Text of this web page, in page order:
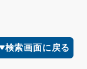
検索画面に戻る